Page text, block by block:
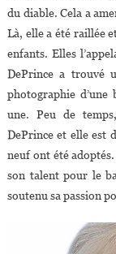
du diable. Cela a
Là, elle a été raillée
enfants. Elles
DePrince a trouvé
photographie
une. Peu de
DePrince et elle est
neuf ont été
son talent pour le
soutenu sa passion